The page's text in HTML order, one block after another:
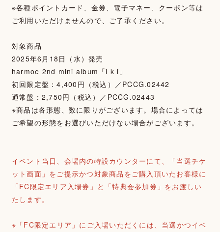
※各種ポイントカード、金券、電子マネー、クーポン等は
ご利用いただけませんので、ご了承ください。
対象商品
2025年6月18日（水）発売
harmoe 2nd mini album「i k i」
初回限定盤：4,400円（税込）／PCCG.02442
通常盤：2,750円（税込）／PCCG.02443
※商品は各形態、数に限りがございます。場合によっては
ご希望の形態をお選びいただけない場合がございます。
イベント当日、会場内の特設カウンターにて、「当選チケ
ット画面」をご提示かつ対象商品をご購入頂いたお客様に
「FC限定エリア入場券」と「特典会参加券」をお渡しい
たします。
※「FC限定エリア」にご入場いただくには、当選かつイベ